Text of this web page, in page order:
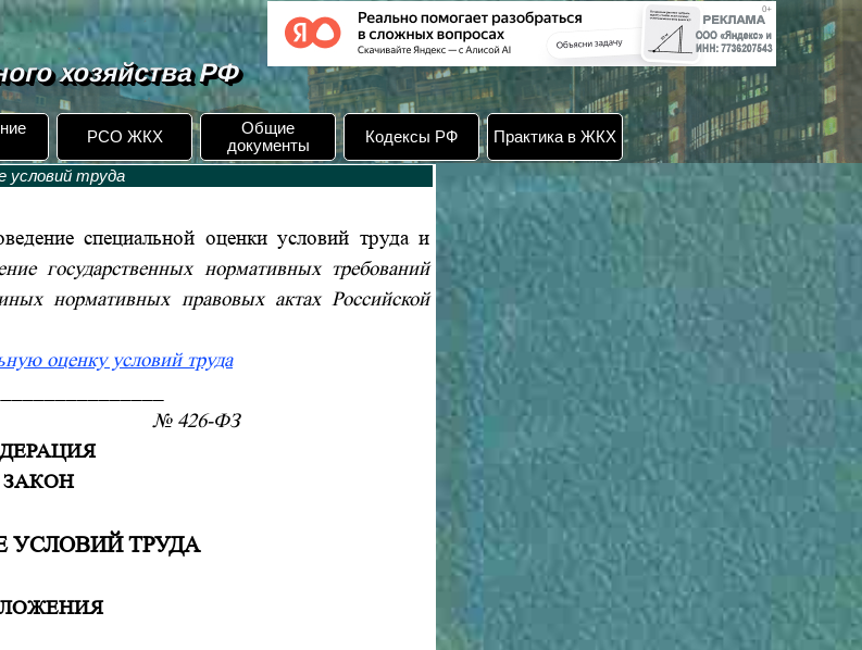
РСО ЖКХ
Общие
документы
Кодексы РФ Практика в ЖКХ
хозяйства РФ
условий труда
специальной оценки условий труда и
государственных нормативных требований
нормативных правовых актах Российской
оценку условий труда
года №426-ФЗ
УСЛОВИЙ ТРУДА